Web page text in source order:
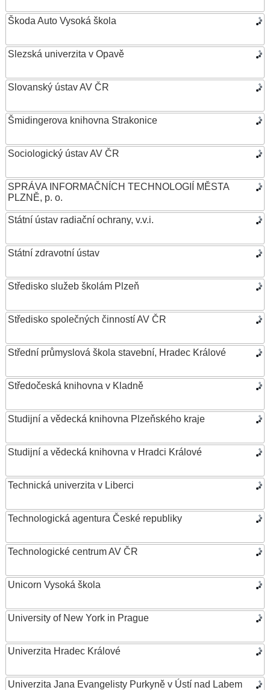
Škoda Auto Vysoká škola
Slezská univerzita v Opavě
Slovanský ústav AV ČR
Šmidingerova knihovna Strakonice
Sociologický ústav AV ČR
SPRÁVA INFORMAČNÍCH TECHNOLOGIÍ MĚSTA
PLZNĚ, p. o.
Státní ústav radiační ochrany, v.v.i.
Státní zdravotní ústav
Středisko služeb školám Plzeň
Středisko společných činností AV ČR
Střední průmyslová škola stavební, Hradec Králové
Středočeská knihovna v Kladně
Studijní a vědecká knihovna Plzeňského kraje
Studijní a vědecká knihovna v Hradci Králové
Technická univerzita v Liberci
Technologická agentura České republiky
Technologické centrum AV ČR
Unicorn Vysoká škola
University of New York in Prague
Univerzita Hradec Králové
Univerzita Jana Evangelisty Purkyně v Ústí nad Labem